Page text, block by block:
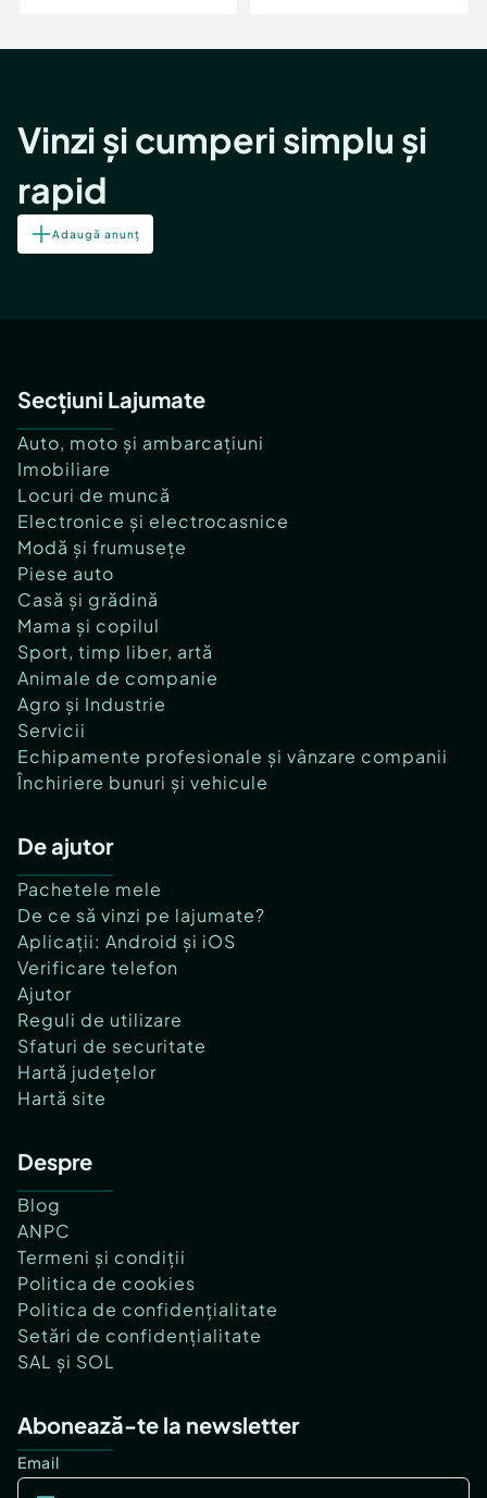
Vinzi și cumperi simplu și
rapid
Adaugă anunț
Secțiuni Lajumate
Auto, moto și ambarcațiuni
Imobiliare
Locuri de muncă
Electronice și electrocasnice
Modă și frumusețe
Piese auto
Casă și grădină
Mama și copilul
Sport, timp liber, artă
Animale de companie
Agro și Industrie
Servicii
Echipamente profesionale și vânzare companii
Închiriere bunuri și vehicule
De ajutor
Pachetele mele
De ce să vinzi pe lajumate?
Aplicații: Android și iOS
Verificare telefon
Ajutor
Reguli de utilizare
Sfaturi de securitate
Hartă județelor
Hartă site
Despre
Blog
ANPC
Termeni și condiții
Politica de cookies
Politica de confidențialitate
Setări de confidențialitate
SAL și SOL
Abonează-te la newsletter
Email